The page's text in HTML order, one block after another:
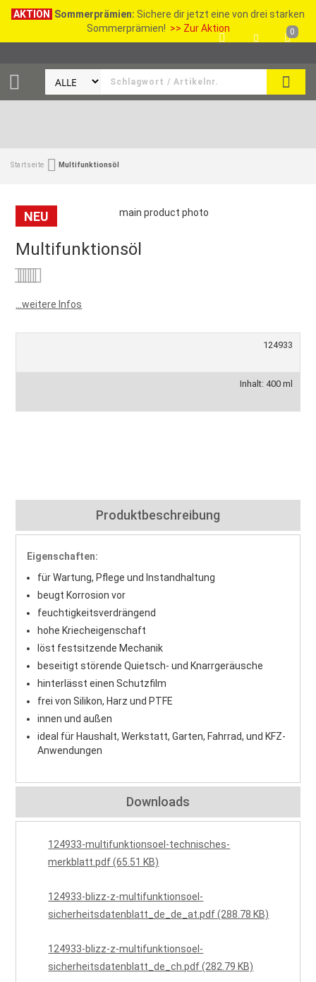
AKTION Sommerprämien: Sichere dir jetzt eine von drei starken
Sommerprämien! >> Zur Aktion 0
Startseite Multifunktionsöl
Multifunktionsöl
...weitere Infos
124933
Inhalt: 400 ml
NEU
Produktbeschreibung
Eigenschaften:
für Wartung, Pflege und Instandhaltung
beugt Korrosion vor
feuchtigkeitsverdrängend
hohe Kriecheigenschaft
löst festsitzende Mechanik
beseitigt störende Quietsch- und Knarrgeräusche
hinterlässt einen Schutzfilm
frei von Silikon, Harz und PTFE
innen und außen
ideal für Haushalt, Werkstatt, Garten, Fahrrad, und KFZ-
Anwendungen
Downloads
124933-multifunktionsoel-technisches-
merkblatt.pdf (65.51 KB)
124933-blizz-z-multifunktionsoel-
sicherheitsdatenblatt_de_de_at.pdf (288.78 KB)
124933-blizz-z-multifunktionsoel-
sicherheitsdatenblatt_de_ch.pdf (282.79 KB)